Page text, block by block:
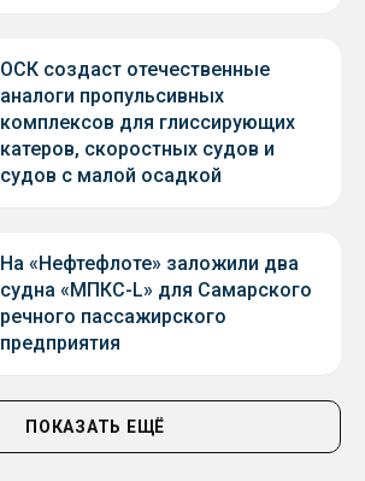
ОСК создаст отечественные
аналоги пропульсивных
комплексов для глиссирующих
катеров, скоростных судов и
судов с малой осадкой
На «Нефтефлоте» заложили два
судна «МПКС-L» для Самарского
речного пассажирского
предприятия
ПОКАЗАТЬ ЕЩЁ